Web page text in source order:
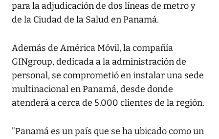
para la adjudicación de dos líneas de metro y
de la Ciudad de la Salud en Panamá.
Además de América Móvil, la compañía
GINgroup, dedicada a la administración de
personal, se comprometió en instalar una sede
multinacional en Panamá, desde donde
atenderá a cerca de 5.000 clientes de la región.
"Panamá es un país que se ha ubicado como un